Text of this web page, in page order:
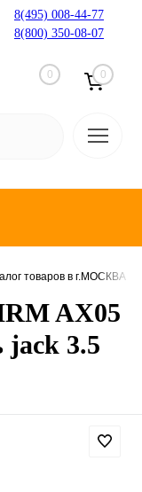
8(495) 008-44-77
8(800) 350-08-07
0 0
товаров в г.МОСКВА
AX05
jack 3.5